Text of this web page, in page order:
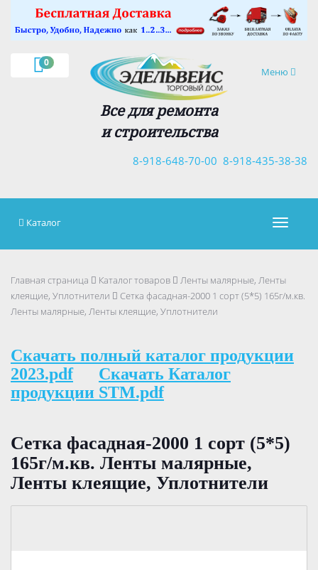
0
Навигация
Меню
Все для ремонта
и строительства
8-918-435-38-38
8-918-648-70-00
×
Каталог
Главная страница Каталог товаров
Ленты малярные, Ленты
клеящие, Уплотнители
Сетка фасадная-2000 1 сорт (5*5) 165г/м.кв.
Ленты малярные, Ленты клеящие, Уплотнители
Скачать полный каталог продукции
2023.pdf
Скачать Каталог
продукции STM.pdf
Сетка фасадная-2000 1 сорт (5*5)
165г/м.кв. Ленты малярные,
Ленты клеящие, Уплотнители